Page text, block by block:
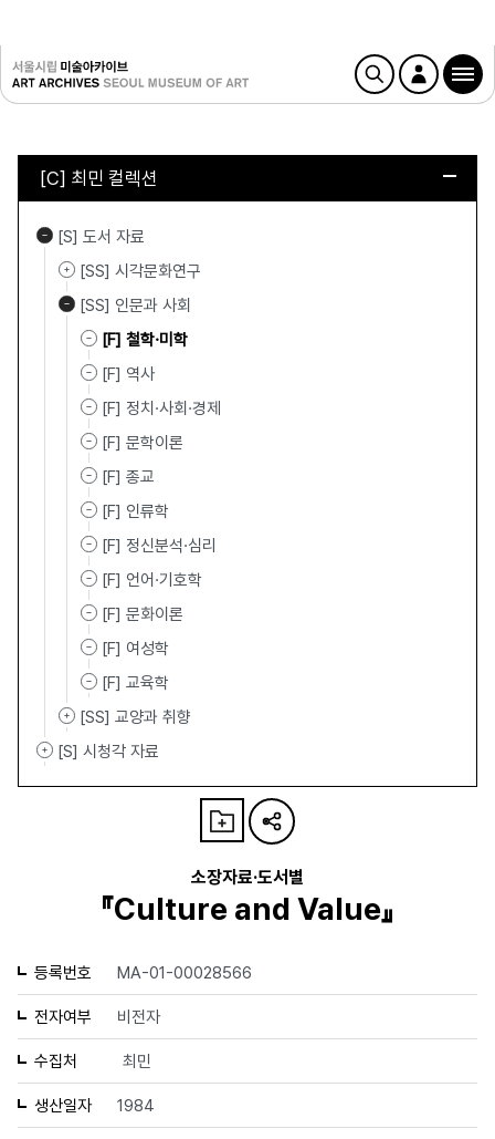
[C] 최민 컬렉션
[S] 도서 자료
[SS] 시각문화연구
[SS] 인문과 사회
[F] 철학·미학
[F] 역사
[F] 정치·사회·경제
[F] 문학이론
[F] 종교
[F] 인류학
[F] 정신분석·심리
[F] 언어·기호학
[F] 문화이론
[F] 여성학
[F] 교육학
[SS] 교양과 취향
[S] 시청각 자료
소장자료·도서별
『Culture and Value』
등록번호 MA-01-00028566
전자여부 비전자
수집처 최민
생산일자 1984